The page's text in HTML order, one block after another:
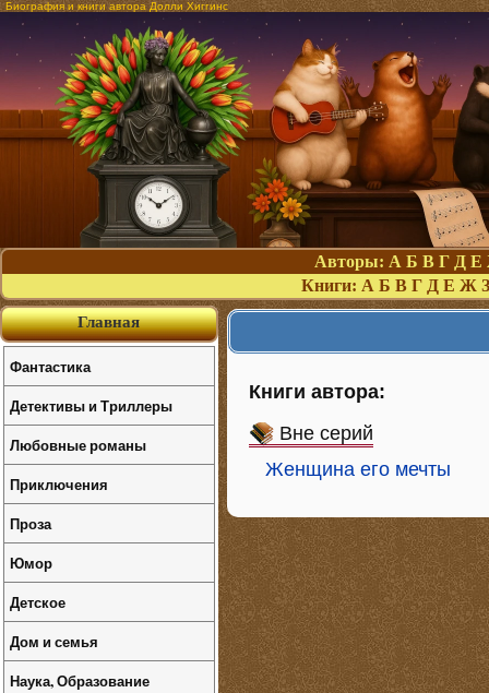
Биография и книги автора Долли Хиггинс
Авторы: А Б В Г Д Е
Книги: А Б В Г Д Е Ж З
Книги автора:
Вне серий
Женщина его мечты
Главная
Фантастика
Детективы и Триллеры
Любовные романы
Приключения
Проза
Юмор
Детское
Дом и семья
Наука, Образование